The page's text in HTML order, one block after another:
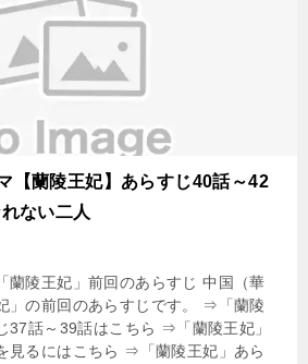
【蘭陵王妃】あらすじ40話～42
ない二人
蘭陵王妃」前回のあらすじ 中国（華
」の前回のあらすじです。 ⇒「蘭陵
37話～39話はこちら ⇒「蘭陵王妃」
見るにはこちら ⇒「蘭陵王妃」あら